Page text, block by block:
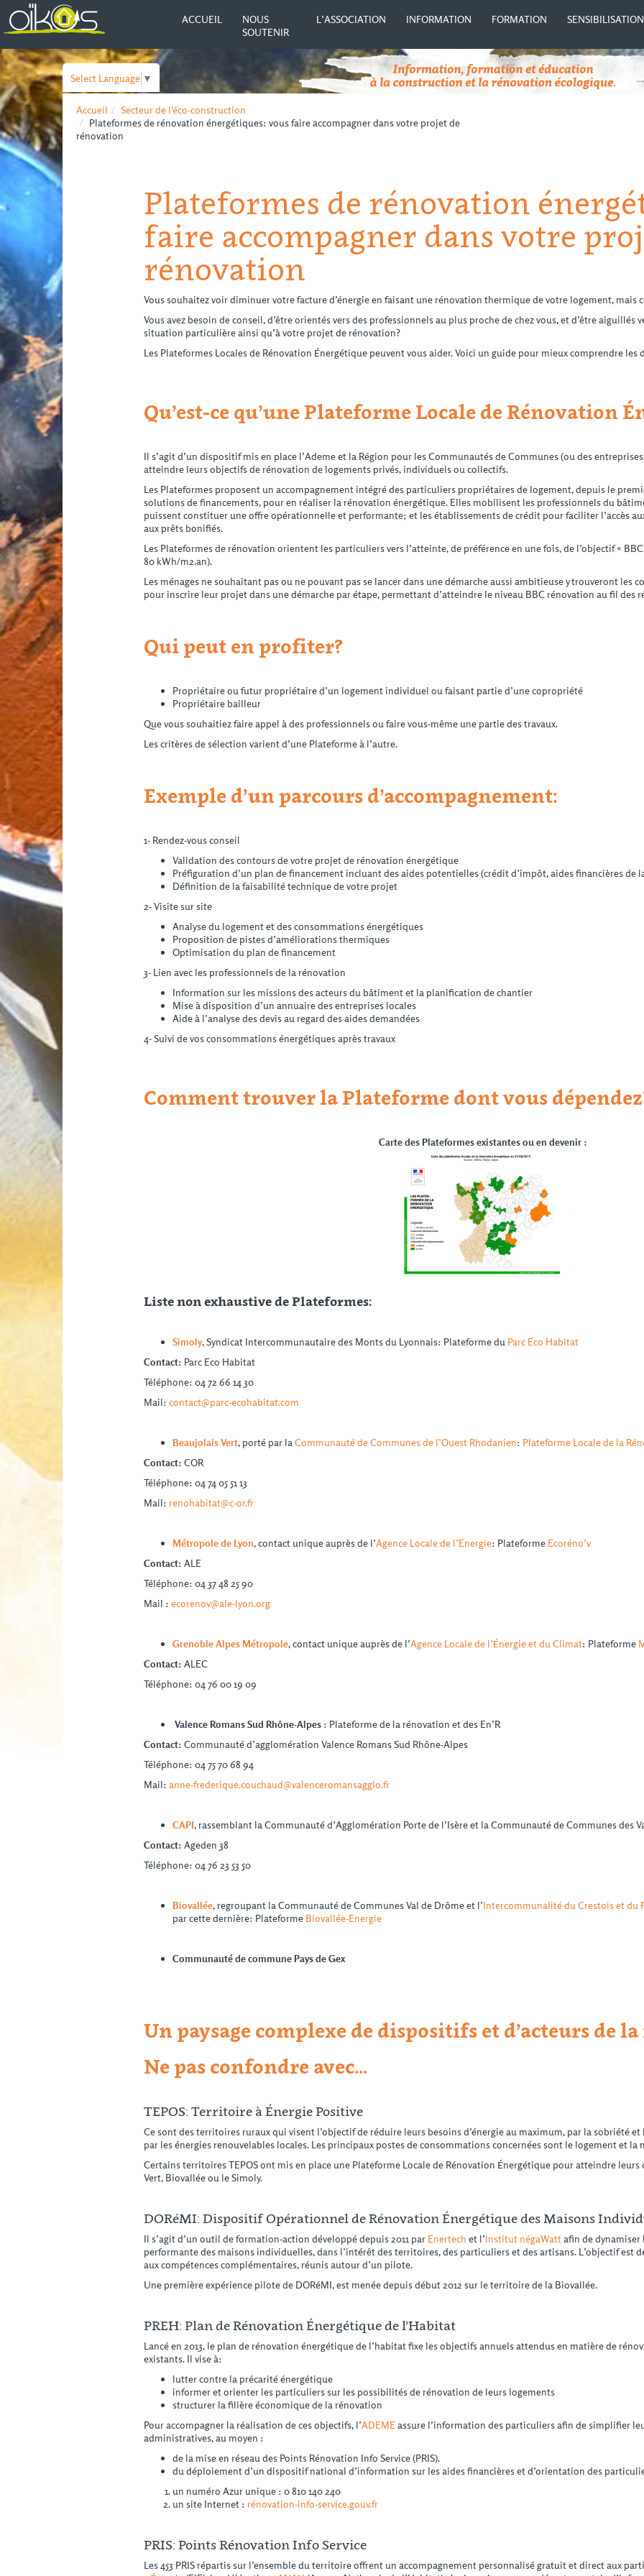
ACCUEIL
NOUS
SOUTENIR
L’ASSOCIATION INFORMATION FORMATION SENSIBILISATION
Select Language ▼
Accueil
Secteur de l'éco-construction
Plateformes de rénovation énergétiques: vous faire accompagner dans votre projet de
rénovation
Plateformes de rénovation
faire accompagner dans votre
rénovation
Vous souhaitez voir diminuer votre facture d’énergie en faisant une rénovation thermique de votre logement, mais
Vous avez besoin de conseil, d’être orientés vers des professionnels au plus proche de chez vous, et d’être aiguillés
situation particulière ainsi qu’à votre projet de rénovation?
Les Plateformes Locales de Rénovation Énergétique peuvent vous aider. Voici un guide pour mieux comprendre les
Qu’est-ce qu’une Plateforme Locale de Rénovation
Il s’agit d’un dispositif mis en place l’Ademe et la Région pour les Communautés de Communes (ou des
atteindre leurs objectifs de rénovation de logements privés, individuels ou collectifs.
Les Plateformes proposent un accompagnement intégré des particuliers propriétaires de logement, depuis le
solutions de financements, pour en réaliser la rénovation énergétique. Elles mobilisent les professionnels du
puissent constituer une offre opérationnelle et performante; et les établissements de crédit pour faciliter l’accès
aux prêts bonifiés.
Les Plateformes de rénovation orientent les particuliers vers l’atteinte, de préférence en une fois, de l’objectif «
80 kWh/m2.an).
Les ménages ne souhaitant pas ou ne pouvant pas se lancer dans une démarche aussi ambitieuse y trouveront les
pour inscrire leur projet dans une démarche par étape, permettant d’atteindre le niveau BBC rénovation au fil des
Qui peut en profiter?
Propriétaire ou futur propriétaire d’un logement individuel ou faisant partie d’une copropriété
Propriétaire bailleur
Que vous souhaitiez faire appel à des professionnels ou faire vous-même une partie des travaux.
Les critères de sélection varient d’une Plateforme à l’autre.
Exemple d’un parcours d’accompagnement:
1- Rendez-vous conseil
Validation des contours de votre projet de rénovation énergétique
Préfiguration d’un plan de financement incluant des aides potentielles (crédit d’impôt, aides financières de
Définition de la faisabilité technique de votre projet
2- Visite sur site
Analyse du logement et des consommations énergétiques
Proposition de pistes d’améliorations thermiques
Optimisation du plan de financement
3- Lien avec les professionnels de la rénovation
Information sur les missions des acteurs du bâtiment et la planification de chantier
Mise à disposition d’un annuaire des entreprises locales
Aide à l’analyse des devis au regard des aides demandées
4- Suivi de vos consommations énergétiques après travaux
Comment trouver la Plateforme dont vous
Carte des Plateformes existantes ou en devenir :
Liste non exhaustive de Plateformes:
Simoly, Syndicat Intercommunautaire des Monts du Lyonnais: Plateforme du Parc Eco Habitat
Contact: Parc Eco Habitat
Téléphone: 04 72 66 14 30
Mail: contact@parc-ecohabitat.com
Beaujolais Vert, porté par laCommunauté de Communes de l’Ouest Rhodanien: Plateforme Locale de la
Contact: COR
Téléphone: 04 74 05 51 13
Mail: renohabitat@c-or.fr
Métropole de Lyon, contact unique auprès de l’Agence Locale de l’Energie: Plateforme Ecoréno’v
Contact: ALE
Téléphone: 04 37 48 25 90
Mail : ecorenov@ale-lyon.org
Grenoble Alpes Métropole, contact unique auprès de l’Agence Locale de l’Énergie et du Climat: Plateforme
Contact: ALEC
Téléphone: 04 76 00 19 09
Valence Romans Sud Rhône-Alpes : Plateforme de la rénovation et des En’R
Contact: Communauté d’agglomération Valence Romans Sud Rhône-Alpes
Téléphone: 04 75 70 68 94
Mail: anne-frederique.couchaud@valenceromansagglo.fr
CAPI, rassemblant la Communauté d’Agglomération Porte de l’Isère et la Communauté de Communes des
Contact: Ageden 38
Téléphone: 04 76 23 53 50
Biovallée, regroupant la Communauté de Communes Val de Drôme et l’Intercommunalité du Crestois et du
par cette dernière: Plateforme Biovallée-Energie
Communauté de commune Pays de Gex
Un paysage complexe de dispositifs et d’acteurs de
Ne pas confondre avec…
TEPOS: Territoire à Énergie Positive
Ce sont des territoires ruraux qui visent l’objectif de réduire leurs besoins d’énergie au maximum, par la sobriété
par les énergies renouvelables locales. Les principaux postes de consommations concernées sont le logement et la
Certains territoires TEPOS ont mis en place une Plateforme Locale de Rénovation Énergétique pour atteindre
Vert, Biovallée ou le Simoly.
DORéMI: Dispositif Opérationnel de Rénovation Énergétique des Maisons
Il s’agit d’un outil de formation-action développé depuis 2011 par Enertech et l’Institut négaWattafin de dynamiser
performante des maisons individuelles, dans l’intérêt des territoires, des particuliers et des artisans. L’objectif est
aux compétences complémentaires, réunis autour d’un pilote.
Une première expérience pilote de DORéMI, est menée depuis début 2012 sur le territoire de la Biovallée.
PREH: Plan de Rénovation Énergétique de l’Habitat
Lancé en 2013, le plan de rénovation énergétique de l’habitat fixe les objectifs annuels attendus en matière de
existants. Il vise à:
lutter contre la précarité énergétique
informer et orienter les particuliers sur les possibilités de rénovation de leurs logements
structurer la filière économique de la rénovation
Pour accompagner la réalisation de ces objectifs, l’ADEMEassure l’information des particuliers afin de simplifier
administratives, au moyen :
de la mise en réseau des Points Rénovation Info Service (PRIS).
du déploiement d’un dispositif national d’information sur les aides financières et d’orientation des
un numéro Azur unique : 0 810 140 240
un site Internet : rénovation-info-service.gouv.fr
PRIS: Points Rénovation Info Service
Les 453 PRIS répartis sur l’ensemble du territoire offrent un accompagnement personnalisé gratuit et direct aux